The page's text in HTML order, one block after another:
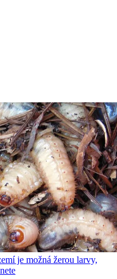
je možná žerou larvy,